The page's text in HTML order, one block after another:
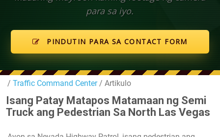
para sa iyo.
PINDUTIN PARA SA CONTACT FORM
/ Traffic Command Center/ Artikulo
Isang Patay Matapos Matamaan ng Semi
Truck ang Pedestrian Sa North Las Vegas